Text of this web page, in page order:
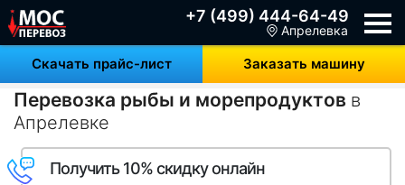
+7 (499) 444-64-49
Скачать прайс-лист Заказать машину
Апрелевка
Перевозка рыбы и морепродуктов в
Апрелевке
Получить 10% скидку онлайн